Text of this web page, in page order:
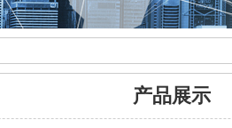
产品展示